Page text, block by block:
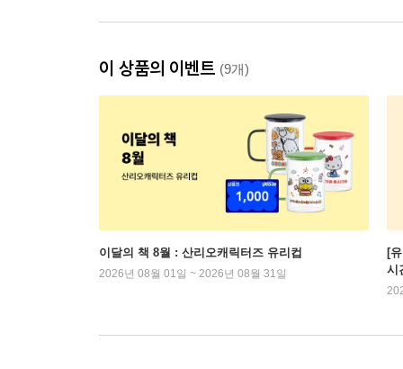
이 상품의 이벤트 (9개)
이달의 책 8월 : 산리오캐릭터즈 유리컵
2026년 08월 01일 ~ 2026년 08월 31일
[
시